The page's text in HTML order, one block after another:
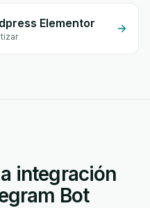
Elementor
integración
Bot